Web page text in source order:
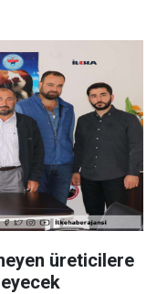
üreticilere